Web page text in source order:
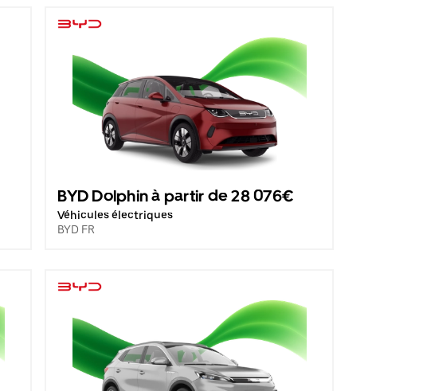
BYD Dolphin à partir de 28 076€
Véhicules électriques
BYD FR